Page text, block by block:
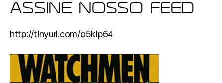
ASSINE NOSSO FEED
http://tinyurl.com/o5klp64